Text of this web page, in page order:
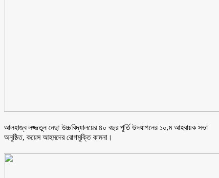
আলহাজ্ব লজ্জতুন নেছা উচ্চবিদ্যালয়ের ৪০ বছর পূর্তি উদযাপনের ১০,ম আহবায়ক সভা
অনুষ্ঠিত, কয়েস আহমদের রোগমুক্তি কামনা।